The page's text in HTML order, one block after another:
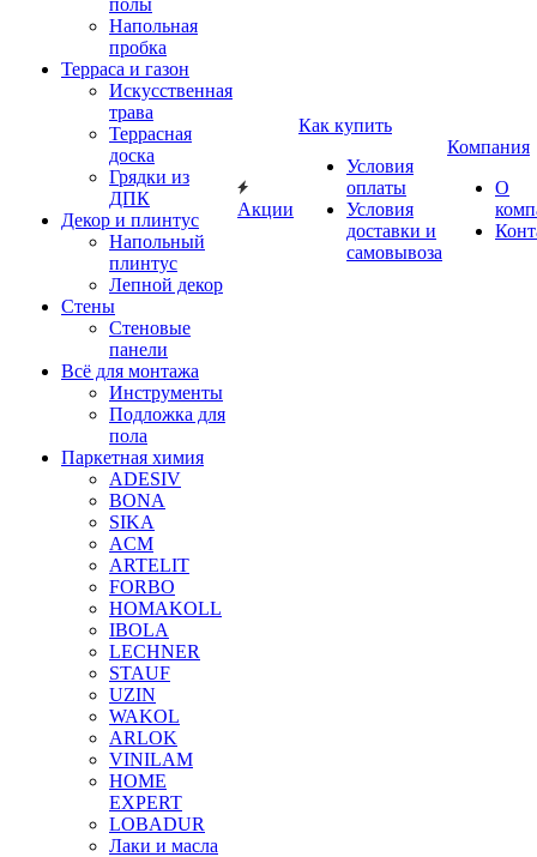
полы
Напольная
пробка
Терраса и газон
Искусственная
трава
Террасная
доска
Грядки из
ДПК
Декор и плинтус
Напольный
плинтус
Лепной декор
Стены
Стеновые
панели
Всё для монтажа
Инструменты
Подложка для
пола
Паркетная химия
ADESIV
BONA
SIKA
ACM
ARTELIT
FORBO
HOMAKOLL
IBOLA
LECHNER
STAUF
UZIN
WAKOL
ARLOK
VINILAM
HOME
EXPERT
LOBADUR
Лаки и масла
Акции
Как купить
Условия
оплаты
Условия
доставки и
самовывоза
Компания
О